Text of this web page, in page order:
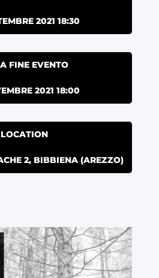
2021 18:30
FINE EVENTO
2021 18:00
LOCATION
2, BIBBIENA (AREZZO)